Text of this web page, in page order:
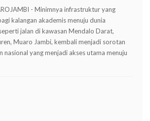
- Minimnya infrastruktur yang
kalangan akademis menuju dunia
jalan di kawasan Mendalo Darat,
Muaro Jambi, kembali menjadi sorotan
nasional yang menjadi akses utama menuju